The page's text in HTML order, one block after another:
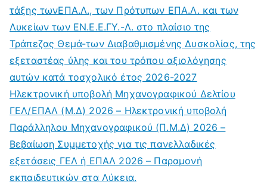
τάξης τωνΕΠΑ.Λ., των Πρότυπων ΕΠΑ.Λ. και των
Λυκείων των ΕΝ.Ε.Ε.ΓΥ.-Λ. στο πλαίσιο της
Τράπεζας Θεμά-των Διαβαθμισμένης Δυσκολίας, της
εξεταστέας ύλης και του τρόπου αξιολόγησης
αυτών κατά τοσχολικό έτος 2026-2027
Ηλεκτρονική υποβολή Μηχανογραφικού Δελτίου
ΓΕΛ/ΕΠΑΛ (Μ.Δ) 2026 – Ηλεκτρονική υποβολή
Παράλληλου Μηχανογραφικού (Π.Μ.Δ) 2026 –
Βεβαίωση Συμμετοχής για τις πανελλαδικές
εξετάσεις ΓΕΛ ή ΕΠΑΛ 2026 – Παραμονή
εκπαιδευτικών στα Λύκεια.